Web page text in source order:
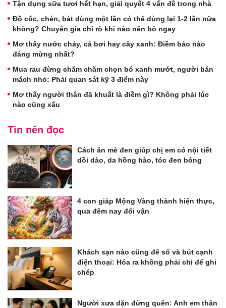
Tận dụng sữa tươi hết hạn, giải quyết 4 vấn đề trong nhà
Đồ cốc, chén, bát dùng một lần có thể dùng lại 1-2 lần nữa
không? Chuyên gia chỉ rõ khi nào nên bỏ ngay
Mơ thấy nước chảy, cá bơi hay cây xanh: Điềm báo nào
đáng mừng nhất?
Mua rau đừng chăm chăm chọn bó xanh mướt, người bán
mách nhỏ: Phải quan sát kỹ 3 điểm này
Mơ thấy người thân đã khuất là điềm gì? Không phải lúc
nào cũng xấu
Tin nên đọc
Cách ăn mè đen giúp chị em có nội tiết
dồi dào, da hồng hào, tóc đen bóng
4 con giáp Mộng Vàng thành hiện thực,
qua đêm nay đổi vận
Khách sạn nào cũng để sổ và bút cạnh
điện thoại: Hóa ra không phải chỉ để ghi
chép
Người xưa dặn đừng quên: Anh em thân